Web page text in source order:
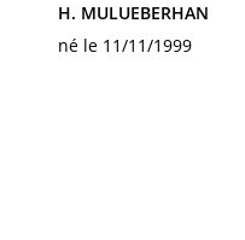
H. MULUEBERHAN
né le 11/11/1999